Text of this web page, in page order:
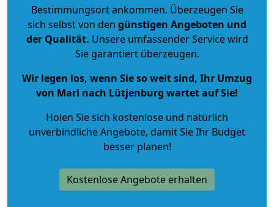
Bestimmungsort ankommen. Überzeugen Sie
sich selbst von den günstigen Angeboten und
der Qualität. Unsere umfassender Service wird
Sie garantiert überzeugen.
Wir legen los, wenn Sie so weit sind, Ihr Umzug
von Marl nach Lütjenburg wartet auf Sie!
Holen Sie sich kostenlose und natürlich
unverbindliche Angebote, damit Sie Ihr Budget
besser planen!
Kostenlose Angebote erhalten